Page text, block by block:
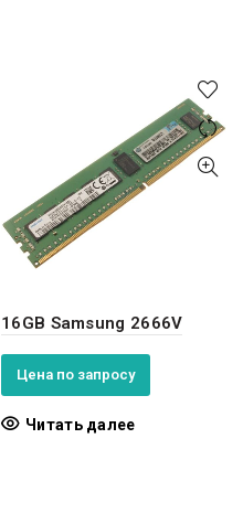
16GB Samsung 2666V
Цена по запросу
Читать далее